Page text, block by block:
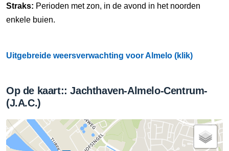
Straks: Perioden met zon, in de avond in het noorden
enkele buien.
Uitgebreide weersverwachting voor Almelo (klik)
Op de kaart:: Jachthaven-Almelo-Centrum-
(J.A.C.)